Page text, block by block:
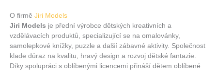
O firmě Jiri Models
Jiri Models je přední výrobce dětských kreativních a
vzdělávacích produktů, specializující se na omalovánky,
samolepkové knížky, puzzle a další zábavné aktivity. Společnost
klade důraz na kvalitu, hravý design a rozvoj dětské fantazie.
Díky spolupráci s oblíbenými licencemi přináší dětem oblíbené